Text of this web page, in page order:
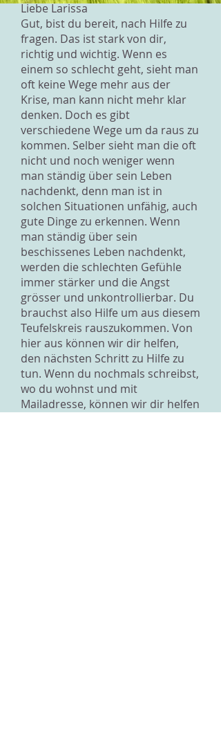
Liebe Larissa
Gut, bist du bereit, nach Hilfe zu
fragen. Das ist stark von dir,
richtig und wichtig. Wenn es
einem so schlecht geht, sieht man
oft keine Wege mehr aus der
Krise, man kann nicht mehr klar
denken. Doch es gibt
verschiedene Wege um da raus zu
kommen. Selber sieht man die oft
nicht und noch weniger wenn
man ständig über sein Leben
nachdenkt, denn man ist in
solchen Situationen unfähig, auch
gute Dinge zu erkennen. Wenn
man ständig über sein
beschissenes Leben nachdenkt,
werden die schlechten Gefühle
immer stärker und die Angst
grösser und unkontrollierbar. Du
brauchst also Hilfe um aus diesem
Teufelskreis rauszukommen. Von
hier aus können wir dir helfen,
den nächsten Schritt zu Hilfe zu
tun. Wenn du nochmals schreibst,
wo du wohnst und mit
Mailadresse, können wir dir helfen